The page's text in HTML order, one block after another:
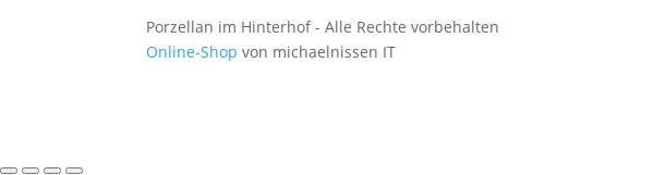
Porzellan im Hinterhof - Alle Rechte vorbehalten
Online-Shop von michaelnissen IT